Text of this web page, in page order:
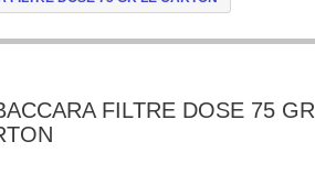
FILTRE DOSE 75 GR